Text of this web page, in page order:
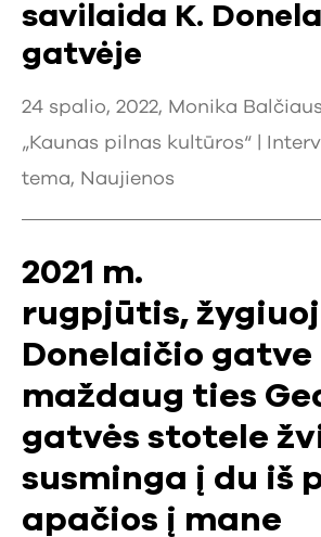
savilaida K.
gatvėje
24 spalio, 2022, Monika
„Kaunas pilnas kultūros“ |
tema, Naujienos
2021 m.
rugpjūtis,
Donelaičio gatve
maždaug ties
gatvės stotele
susminga į du iš
apačios į mane